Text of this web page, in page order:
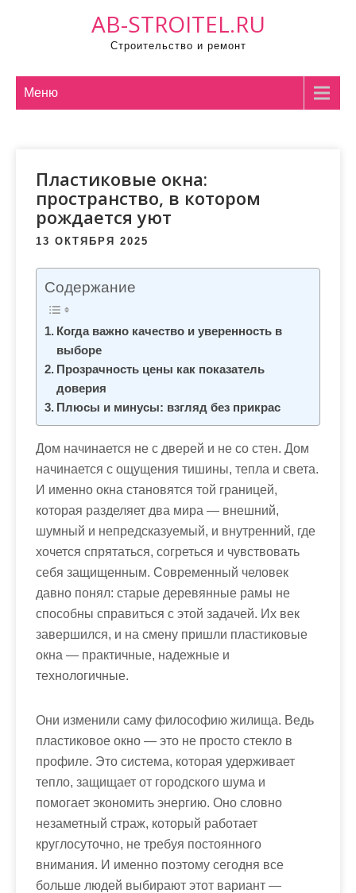
AB-STROITEL.RU
Строительство и ремонт
Меню
Пластиковые окна:
пространство, в котором
рождается уют
13 ОКТЯБРЯ 2025
Содержание
Когда важно качество и уверенность в
выборе
Прозрачность цены как показатель
доверия
Плюсы и минусы: взгляд без прикрас
Дом начинается не с дверей и не со стен. Дом
начинается с ощущения тишины, тепла и света.
И именно окна становятся той границей,
которая разделяет два мира — внешний,
шумный и непредсказуемый, и внутренний, где
хочется спрятаться, согреться и чувствовать
себя защищенным. Современный человек
давно понял: старые деревянные рамы не
способны справиться с этой задачей. Их век
завершился, и на смену пришли пластиковые
окна — практичные, надежные и
технологичные.
Они изменили саму философию жилища. Ведь
пластиковое окно — это не просто стекло в
профиле. Это система, которая удерживает
тепло, защищает от городского шума и
помогает экономить энергию. Оно словно
незаметный страж, который работает
круглосуточно, не требуя постоянного
внимания. И именно поэтому сегодня все
больше людей выбирают этот вариант —